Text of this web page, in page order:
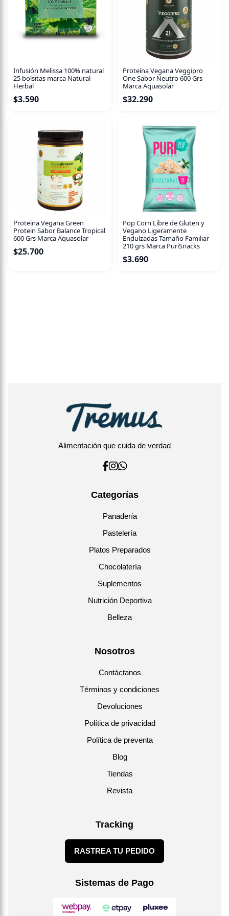
Este pack incluye 12 latas de 310 ml c/u.
Infusión Melissa 100% natural
25 bolsitas marca Natural
Herbal
$3.590
Proteína Vegana Veggipro
One Sabor Neutro 600 Grs
Marca Aquasolar
$32.290
Proteina Vegana Green
Protein Sabor Balance Tropical
600 Grs Marca Aquasolar
$25.700
Pop Corn Libre de Gluten y
Vegano Ligeramente
Endulzadas Tamaño Familiar
210 grs Marca PuriSnacks
$3.690
Alimentación que cuida de verdad
Categorías
Panadería
Pastelería
Platos Preparados
Chocolatería
Suplementos
Nutrición Deportiva
Belleza
Nosotros
Contáctanos
Términos y condiciones
Devoluciones
Política de privacidad
Política de preventa
Blog
Tiendas
Revista
Tracking
RASTREA TU PEDIDO
Sistemas de Pago